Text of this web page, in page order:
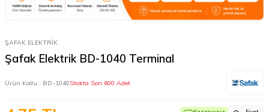
ŞAFAK ELEKTRİK
Şafak Elektrik BD-1040 Terminal
Ürün Kodu : BD-1040Stokta Son 600 Adet